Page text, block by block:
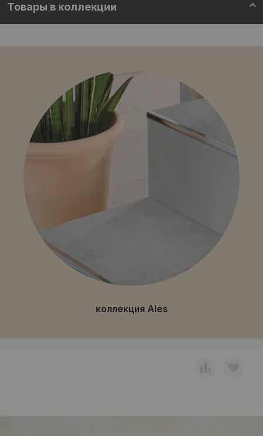
Товары в коллекции
коллекция Ales